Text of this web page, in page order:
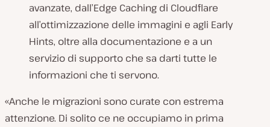
avanzate, dall’Edge Caching di Cloudflare
all’ottimizzazione delle immagini e agli Early
Hints, oltre alla documentazione e a un
servizio di supporto che sa darti tutte le
informazioni che ti servono.
«Anche le migrazioni sono curate con estrema
attenzione. Di solito ce ne occupiamo in prima